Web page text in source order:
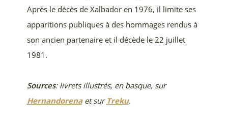
Après le décès de Xalbador en 1976, il limite ses
apparitions publiques à des hommages rendus à
son ancien partenaire et il décède le 22 juillet
1981.
Sources: livrets illustrés, en basque, sur
Hernandorenaet sur Treku.